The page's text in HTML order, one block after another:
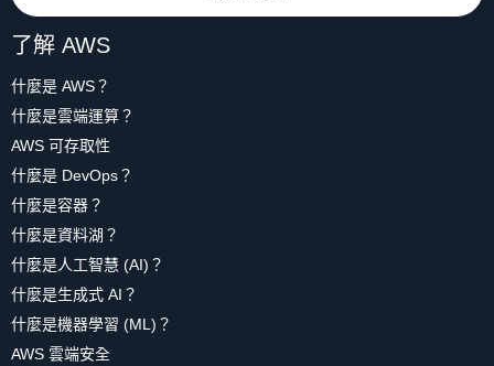
了解 AWS
什麼是 AWS？
什麼是雲端運算？
AWS 可存取性
什麼是 DevOps？
什麼是容器？
什麼是資料湖？
什麼是人工智慧 (AI)？
什麼是生成式 AI？
什麼是機器學習 (ML)？
AWS 雲端安全